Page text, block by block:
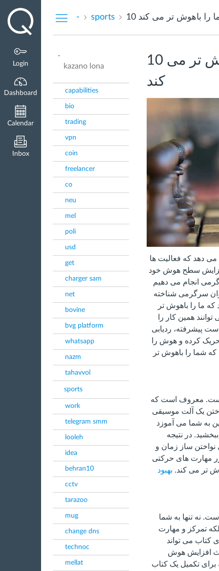
Login
Dashboard
Calendar
Inbox
- sports را باهوش تر می کند
-
kazano lona
capabilities
bio
trading
vpn
coin
freelancer
co
neu
mel
poli
usd
get
charger sam
net
bovine
bvg platform
whatsapp
nazm
tahavvol
sports
work
telegram smm
looleh
idea
behran10
cctv
tarazoo
mug
change dns
technoc
mellat
10 ورزشی که شما را باهوش تر می
کند
می دهد که فعالیت ها
سطح هوش خود
انجام می دهیم
سرگرمی شناخته
ما را باهوش تر
همین کار را
پیشرفته، ردیابی
کرده و هوش را
و فعالیتی که شما را باهوش تر
است. معروف است که
یک آلت موسیقی
به شما می آموزد
در نتیجه
نواختن ساز زمان و
مهارت های حرکتی
تر می کند. بهبود
نه تنها به شما
تمرکز و مهارت
کتاب می تواند
افزایش هوش
تکمیل یک کتاب